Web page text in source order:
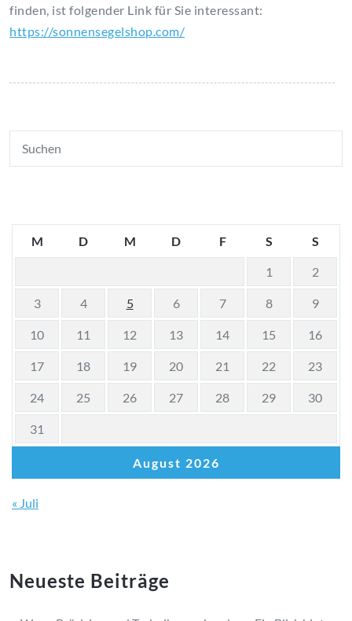
finden, ist folgender Link für Sie interessant:
https://sonnensegelshop.com/
August 2026
M D M D F S S
1 2
3 4 5 6 7 8 9
10 11 12 13 14 15 16
17 18 19 20 21 22 23
24 25 26 27 28 29 30
31
« Juli
Neueste Beiträge